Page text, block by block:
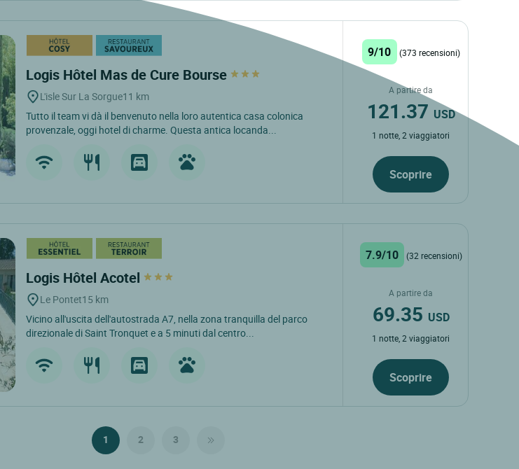
Logis Hôtel Mas de Cure Bourse
L'isle Sur La Sorgue11 km
Tutto il team vi dà il benvenuto nella loro autentica casa colonica
provenzale, oggi hotel di charme. Questa antica locanda...
9/10 (373 recensioni)
A partire da
121.37 USD
1 notte, 2 viaggiatori
Scoprire
Logis Hôtel Acotel
Le Pontet15 km
Vicino all'uscita dell'autostrada A7, nella zona tranquilla del parco
direzionale di Saint Tronquet e a 5 minuti dal centro...
7.9/10 (32 recensioni)
A partire da
69.35 USD
1 notte, 2 viaggiatori
Scoprire
1 2 3